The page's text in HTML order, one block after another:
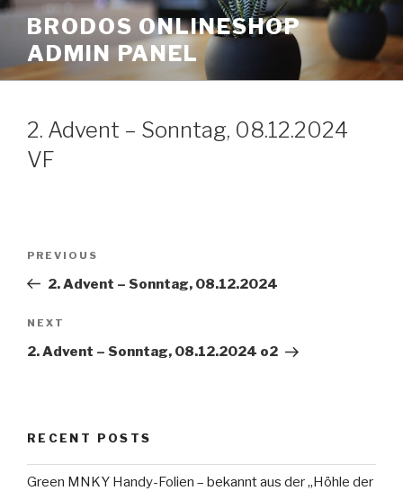
Skip
content
BRODOS ONLINESHOP
ADMIN PANEL
2. Advent – Sonntag, 08.12.2024
VF
Previous
Post
PREVIOUS
2. Advent – Sonntag, 08.12.2024
Next
Post
NEXT
2. Advent – Sonntag, 08.12.2024 o2
RECENT POSTS
Green MNKY Handy-Folien – bekannt aus der „Höhle der